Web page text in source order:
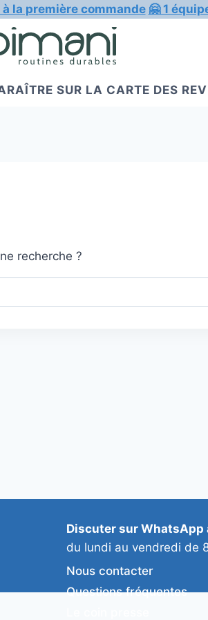
la première commande 🤗 1
SUR LA CARTE DES
recherche ?
Discuter sur WhatsApp
du lundi au vendredi de
Nous contacter
Questions fréquentes